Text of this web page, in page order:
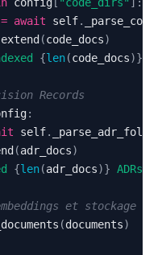
= await self.
extend (code_docs)
{len(code_docs)}
Records
:
self.
_parse_adr_folder
(adr_docs)
{len(adr_docs)} ADRs"
et stockage
(documents)